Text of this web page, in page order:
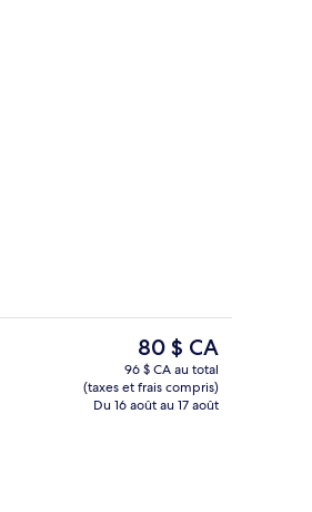
Restaurant
Le
prix
actuel
est
80 $ CA
96 $ CA au total
(taxes et frais compris)
Du 16 août au 17 août